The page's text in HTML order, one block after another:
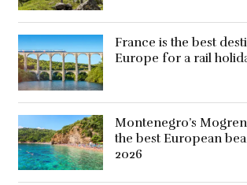
France is the best
Europe for a rail
Montenegro’s
the best European
2026